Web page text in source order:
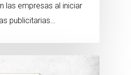
las empresas al iniciar
publicitarias…